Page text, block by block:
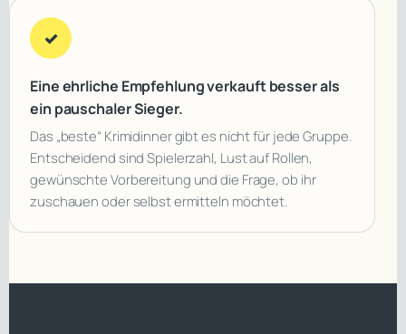
✓
Eine ehrliche Empfehlung verkauft besser als
ein pauschaler Sieger.
Das „beste“ Krimidinner gibt es nicht für jede Gruppe.
Entscheidend sind Spielerzahl, Lust auf Rollen,
gewünschte Vorbereitung und die Frage, ob ihr
zuschauen oder selbst ermitteln möchtet.